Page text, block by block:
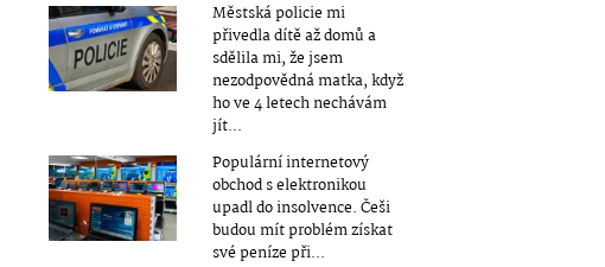
Městská policie mi
přivedla dítě až domů a
sdělila mi, že jsem
nezodpovědná matka, když
ho ve 4 letech nechávám
jít...
Populární internetový
obchod s elektronikou
upadl do insolvence. Češi
budou mít problém získat
své peníze při...